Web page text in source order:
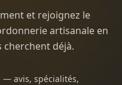
et rejoignez le
artisanale en
cherchent déjà.
— avis, spécialités,